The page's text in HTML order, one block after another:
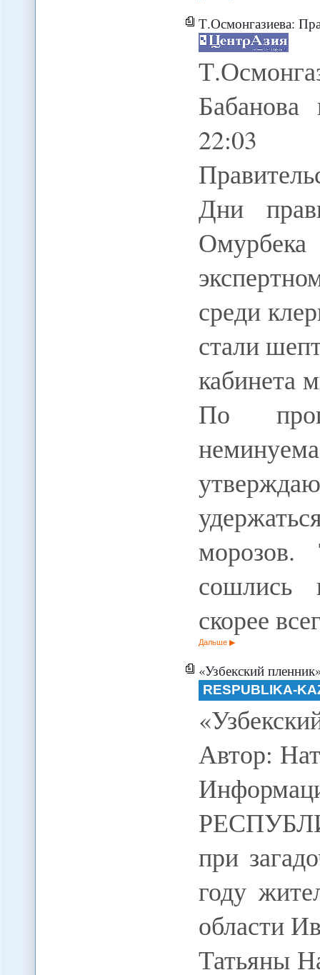
Т.Осмонгазиева:
22:03
Дни
среди
стали
кабинета
По
сошлись
скорее
Дальше
«Узбекский пленник»
RESPUBLIKA-
Автор:
при
году
области
Татьяны